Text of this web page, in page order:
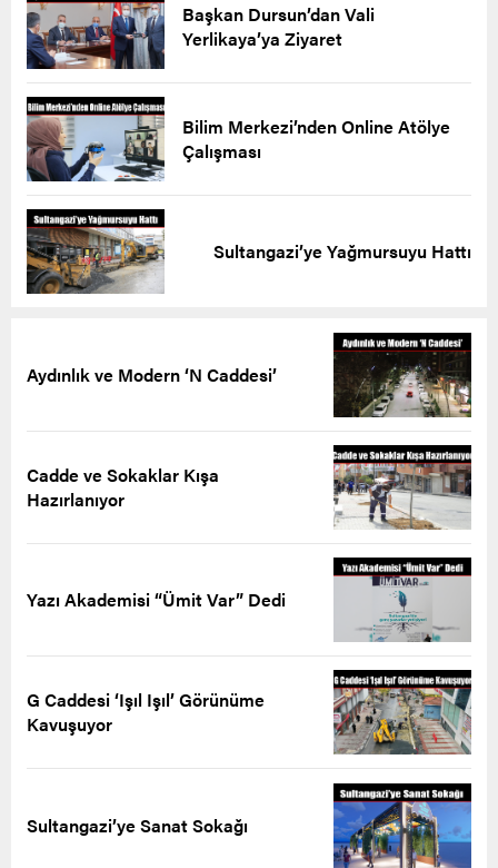
Başkan Dursun’dan Vali
Yerlikaya’ya Ziyaret
Bilim Merkezi’nden Online Atölye
Çalışması
Sultangazi’ye Yağmursuyu Hattı
Aydınlık ve Modern ‘N Caddesi’
Cadde ve Sokaklar Kışa
Hazırlanıyor
Yazı Akademisi “Ümit Var” Dedi
G Caddesi ‘Işıl Işıl’ Görünüme
Kavuşuyor
Sultangazi’ye Sanat Sokağı